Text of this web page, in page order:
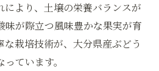
により、土壌の栄養バランスが
味が際立つ風味豊かな果実が育
栽培技術が、大分県産ぶどう
ています。